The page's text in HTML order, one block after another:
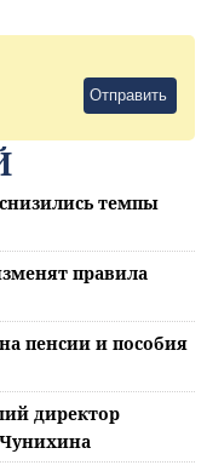
Отправить
темпы
правила
пенсии и пособия
директор